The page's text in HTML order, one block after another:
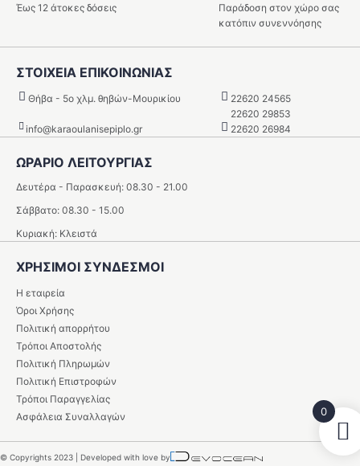
ΩΡΑΡΙΟ ΛΕΙΤΟΥΡΓΙΑΣ
Δευτέρα - Παρασκευή: 08.30 - 21.00
Σάββατο: 08.30 - 15.00
Κυριακή: Κλειστά
ΧΡΗΣΙΜΟΙ ΣΥΝΔΕΣΜΟΙ
Η εταιρεία
Όροι Χρήσης
Πολιτική απορρήτου
Τρόποι Αποστολής
Πολιτική Πληρωμών
Πολιτική Επιστροφών
Τρόποι Παραγγελίας
Ασφάλεια Συναλλαγών
Έως 12 άτοκες δόσεις
Παράδοση στον χώρο σας
κατόπιν συνεννόησης
ΣΤΟΙΧΕΙΑ ΕΠΙΚΟΙΝΩΝΙΑΣ
Θήβα - 5o χλμ. θηβών-Μουρικίου
22620 24565
22620 29853
info@karaoulanisepiplo.gr
22620 26984
© Copyrights 2023 | Developed with love by
0